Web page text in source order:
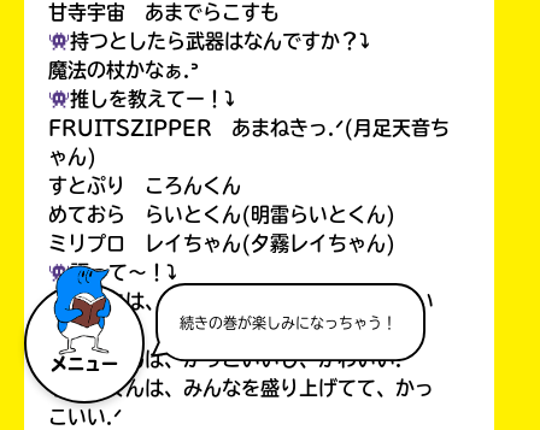
メニュー
続きの巻が楽しみになっちゃう！
甘寺宇宙 あまでらこすも
持つとしたら武器はなんですか？⤵︎
魔法の杖かなぁ.ᐣ
推しを教えてー！⤵︎
FRUITSZIPPER あまねきっ.ᐟ(月足天音ち
ゃん)
すとぷり ころんくん
めておら らいとくん(明雷らいとくん)
ミリプロ レイちゃん(夕霧レイちゃん)
語って〜！⤵︎
あまねきは、なんかツンデレみたいでかわい
い.ᐟ
ころんくんは、かっこいいし、かわいい.ᐟ
らいとくんは、みんなを盛り上げてて、かっ
こいい.ᐟ